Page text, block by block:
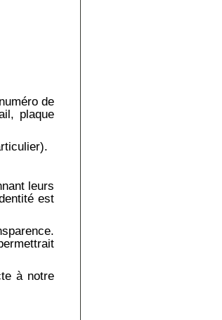
de
plaque
leurs
est
à notre